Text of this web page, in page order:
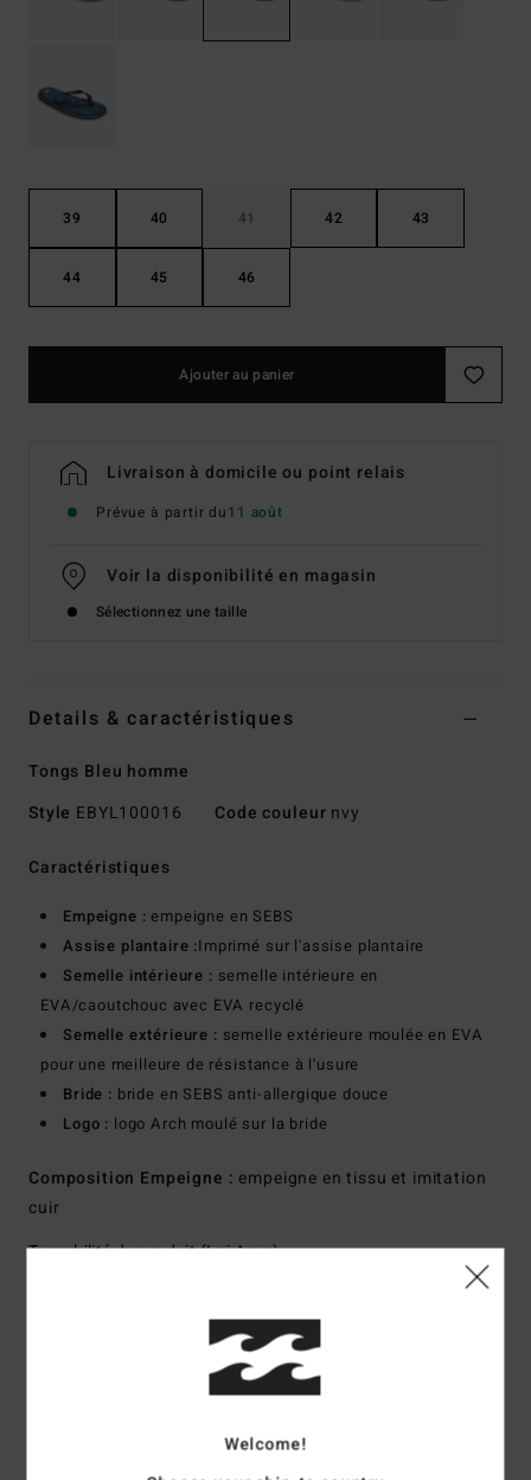
39 40 41 42 43
44 45 46
Ajouter au panier
Livraison à domicile ou point relais
Prévue à partir du11 août
Voir la disponibilité en magasin
Sélectionnez une taille
Details & caractéristiques
Tongs Bleu homme
Style EBYL100016 Code couleur nvy
Caractéristiques
Empeigne : empeigne en SEBS
Assise plantaire :Imprimé sur l'assise plantaire
Semelle intérieure : semelle intérieure en
EVA/caoutchouc avec EVA recyclé
Semelle extérieure : semelle extérieure moulée en EVA
pour une meilleure de résistance à l'usure
Bride : bride en SEBS anti-allergique douce
Logo : logo Arch moulé sur la bride
Composition Empeigne : empeigne en tissu et imitation
cuir
Traçabilité du produit (Loi Agec)
Livraison & Retours
Welcome!